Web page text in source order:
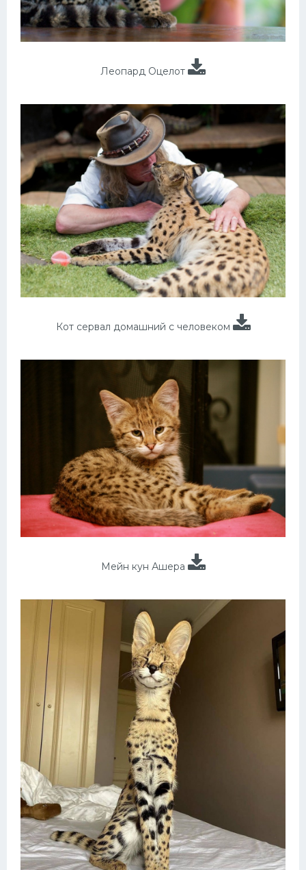
Леопард Оцелот
Кот сервал домашний с человеком
Мейн кун Ашера